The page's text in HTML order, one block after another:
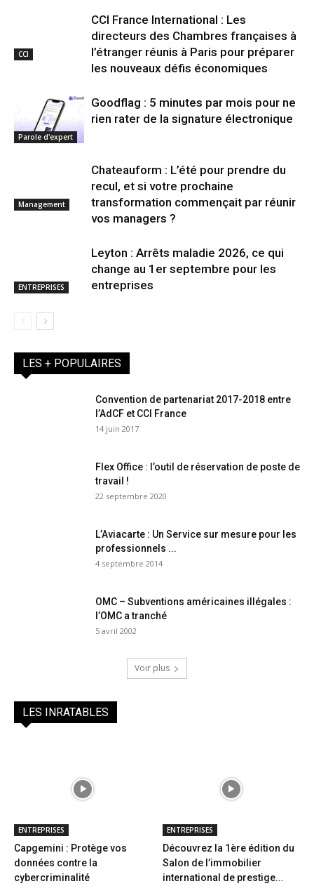
CCI
CCI France International : Les
directeurs des Chambres françaises à
l’étranger réunis à Paris pour préparer
les nouveaux défis économiques
Parole d'expert
Goodflag : 5 minutes par mois pour ne
rien rater de la signature électronique
Management
Chateauform : L’été pour prendre du
recul, et si votre prochaine
transformation commençait par réunir
vos managers ?
ENTREPRISES
Leyton : Arrêts maladie 2026, ce qui
change au 1er septembre pour les
entreprises
LES + POPULAIRES
Convention de partenariat 2017-2018 entre
l’AdCF et CCI France
14 juin 2017
Flex Office : l’outil de réservation de poste de
travail !
22 septembre 2020
L’Aviacarte : Un Service sur mesure pour les
professionnels ...
4 septembre 2014
OMC – Subventions américaines illégales :
l’OMC a tranché
5 avril 2002
Voir plus
LES INRATABLES
ENTREPRISES
Capgemini : Protège vos
données contre la
cybercriminalité
ENTREPRISES
Découvrez la 1ère édition du
Salon de l’immobilier
international de prestige...